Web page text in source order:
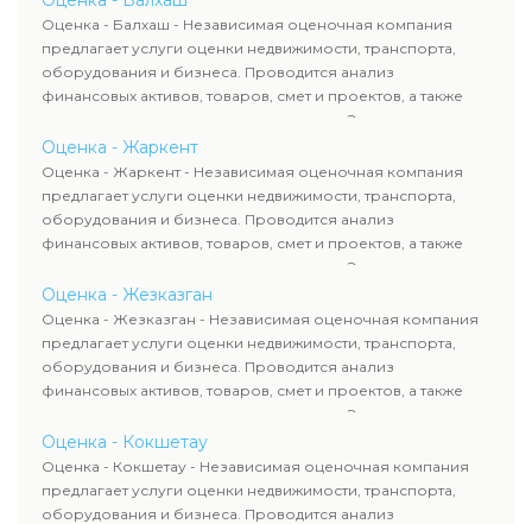
рассчитывают ущерб. Все отчеты соответствуют
требованиям законодательства и используются для
сделок, кредитования и судебных процессов.
Оценка - Балхаш - Независимая оценочная компания
предлагает услуги оценки недвижимости, транспорта,
оборудования и бизнеса. Проводится анализ
финансовых активов, товаров, смет и проектов, а также
оценка животных и недропользования. Эксперты
определяют рыночную стоимость имущества и
рассчитывают ущерб. Все отчеты соответствуют
требованиям законодательства и используются для
сделок, кредитования и судебных процессов.
Оценка - Жаркент
Оценка - Жаркент - Независимая оценочная компания
предлагает услуги оценки недвижимости, транспорта,
оборудования и бизнеса. Проводится анализ
финансовых активов, товаров, смет и проектов, а также
оценка животных и недропользования. Эксперты
определяют рыночную стоимость имущества и
рассчитывают ущерб. Все отчеты соответствуют
требованиям законодательства и используются для
сделок, кредитования и судебных процессов.
Оценка - Жезказган
Оценка - Жезказган - Независимая оценочная компания
предлагает услуги оценки недвижимости, транспорта,
оборудования и бизнеса. Проводится анализ
финансовых активов, товаров, смет и проектов, а также
оценка животных и недропользования. Эксперты
определяют рыночную стоимость имущества и
рассчитывают ущерб. Все отчеты соответствуют
требованиям законодательства и используются для
сделок, кредитования и судебных процессов.
Оценка - Кокшетау
Оценка - Кокшетау - Независимая оценочная компания
предлагает услуги оценки недвижимости, транспорта,
оборудования и бизнеса. Проводится анализ